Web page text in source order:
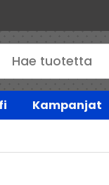
Kampanjat